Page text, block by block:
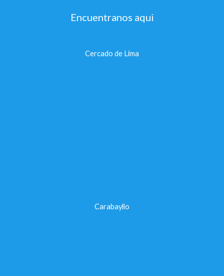
Encuentranos aqui
Cercado de Lima
Carabayllo